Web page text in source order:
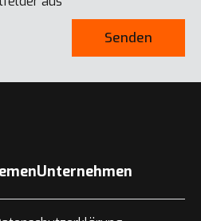
Senden
Unternehmen